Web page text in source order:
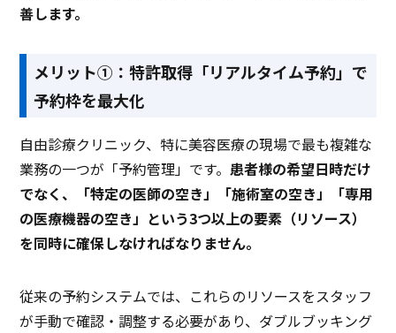
善します。
メリット①：特許取得「リアルタイム予約」で
予約枠を最大化
自由診療クリニック、特に美容医療の現場で最も複雑な
業務の一つが「予約管理」です。患者様の希望日時だけ
でなく、「特定の医師の空き」「施術室の空き」「専用
の医療機器の空き」という3つ以上の要素（リソース）
を同時に確保しなければなりません。
従来の予約システムでは、これらのリソースをスタッフ
が手動で確認・調整する必要があり、ダブルブッキング